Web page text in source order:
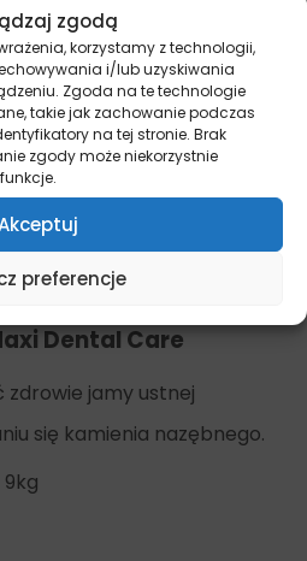
zgodą
korzystamy z technologii,
i/lub uzyskiwania
Zgoda na te technologie
takie jak zachowanie podczas
na tej stronie. Brak
zgody może niekorzystnie
preferencje
dla psów znajdziesz
Dental Care
tekstura
w ślinie
ras dużych.
Dental Care
jamy ustnej
się kamienia nazębnego.